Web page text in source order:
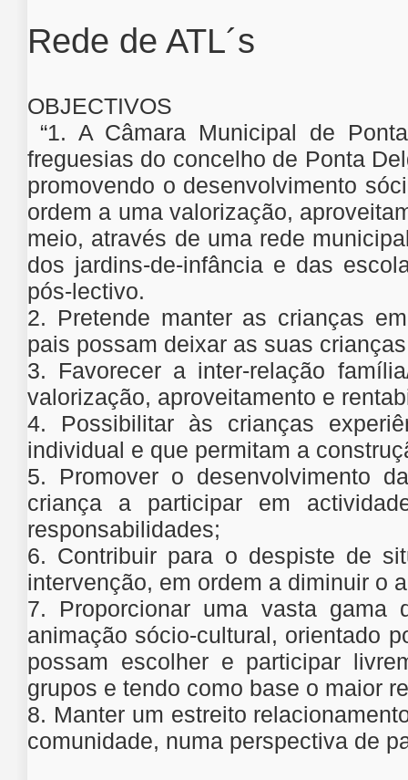
Rede de ATL´s
OBJECTIVOS
“1. A Câmara Municipal de
freguesias do concelho de Ponta
promovendo o desenvolvimento
ordem a uma valorização,
meio, através de uma rede
dos jardins-de-infância e das
pós-lectivo.
2. Pretende manter as crianças
pais possam deixar as suas
3. Favorecer a inter-relação
valorização, aproveitamento e
4. Possibilitar às crianças
individual e que permitam a
5. Promover o desenvolvimento
criança a participar em
responsabilidades;
6. Contribuir para o despiste de
intervenção, em ordem a diminuir o
7. Proporcionar uma vasta gama
animação sócio-cultural, orientado
possam escolher e participar
grupos e tendo como base o maior
8. Manter um estreito
comunidade, numa perspectiva de